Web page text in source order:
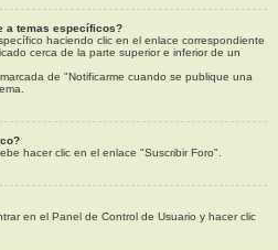
a temas específicos?
haciendo clic en el enlace correspondiente
cerca de la parte superior e inferior de un
de "Notificarme cuando se publique una
hacer clic en el enlace "Suscribir Foro".
en el Panel de Control de Usuario y hacer clic